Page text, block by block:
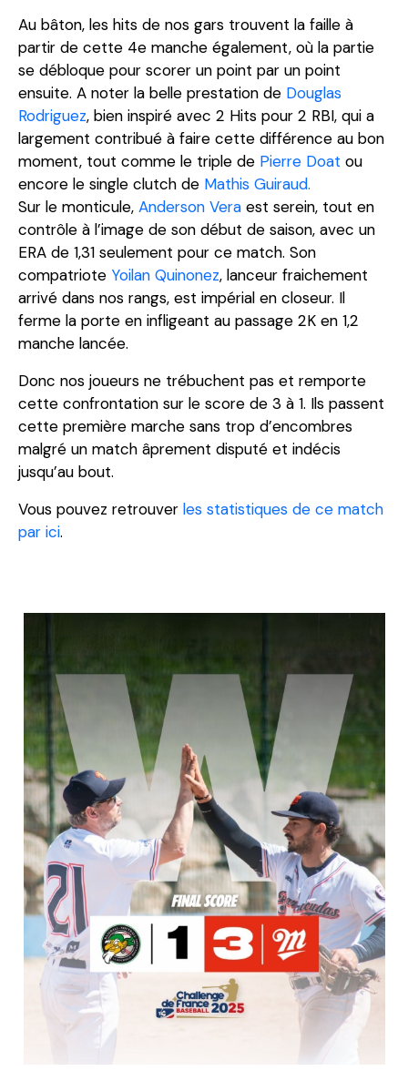
Au bâton, les hits de nos gars trouvent la faille à
partir de cette 4e manche également, où la partie
se débloque pour scorer un point par un point
ensuite. A noter la belle prestation de Douglas
Rodriguez, bien inspiré avec 2 Hits pour 2 RBI, qui a
largement contribué à faire cette différence au bon
moment, tout comme le triple de Pierre Doat ou
encore le single clutch de Mathis Guiraud.
Sur le monticule, Anderson Vera est serein, tout en
contrôle à l’image de son début de saison, avec un
ERA de 1,31 seulement pour ce match. Son
compatriote Yoilan Quinonez, lanceur fraichement
arrivé dans nos rangs, est impérial en closeur. Il
ferme la porte en infligeant au passage 2K en 1,2
manche lancée.
Donc nos joueurs ne trébuchent pas et remporte
cette confrontation sur le score de 3 à 1. Ils passent
cette première marche sans trop d’encombres
malgré un match âprement disputé et indécis
jusqu’au bout.
Vous pouvez retrouver les statistiques de ce match
par ici.